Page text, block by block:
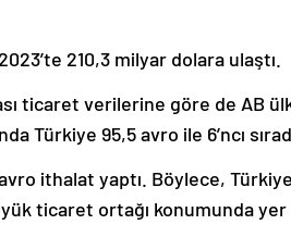
210,3 milyar dolara ulaştı.
ticaret verilerine göre de AB
Türkiye 95,5 avro ile 6’ncı
ithalat yaptı. Böylece,
ticaret ortağı konumunda yer